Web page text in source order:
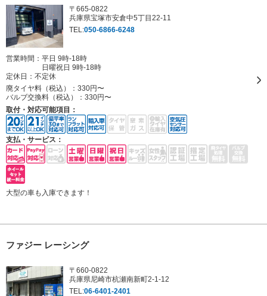
〒665-0822
兵庫県宝塚市安倉中5丁目22-11
TEL:050-6866-6248
営業時間：平日 9時-18時
日曜祝日 9時-18時
定休日： 不定休
廃タイヤ料（税込）： 330円〜
バルブ交換料（税込）： 330円〜
取付・対応可能項目：
支払・サービス：
大型の車も入庫できます！
ファジー レーシング
〒660-0822
兵庫県尼崎市杭瀬南新町2-1-12
TEL:06-6401-2401